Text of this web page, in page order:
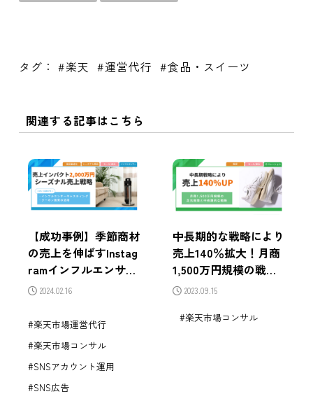
タグ： 楽天 運営代行 食品・スイーツ
関連する記事はこちら
【成功事例】季節商材
の売上を伸ばすInstag
ramインフルエンサー
施策｜繁忙期2〜3か月
イント
2024.02.16
楽天市場運営代行
楽天市場コンサル
SNSアカウント運用
SNS広告
中長期的な戦略により
売上140％拡大！月商
1,500万円規模の戦略
とは？
2023.09.15
楽天市場コンサル